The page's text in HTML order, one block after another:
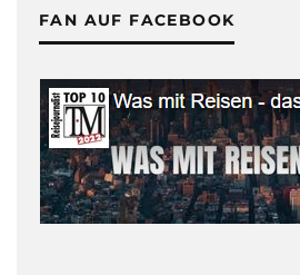
FAN AUF FACEBOOK